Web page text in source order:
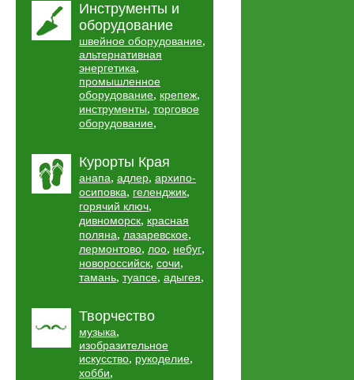
Инструменты и
оборудование
швейное оборудование,
альтернативная
энергетика,
промышленное
оборудование, крепеж,
инструменты, торговое
оборудование,
Курорты Края
анапа, адлер, архипо-
осиповка, геленджик,
горячий ключ,
дивноморск, красная
поляна, лазаревское,
лермонтово, лоо, небуг,
новороссийск, сочи,
тамань, туапсе, адыгея,
Творчество
музыка,
изобразительное
искусство, рукоделие,
хобби,